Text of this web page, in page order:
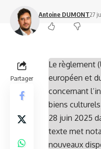
Antoine DUMONT27
Partager
Le règlement
européen et
concernant
biens
28 juin 2025
texte met
nouveaux